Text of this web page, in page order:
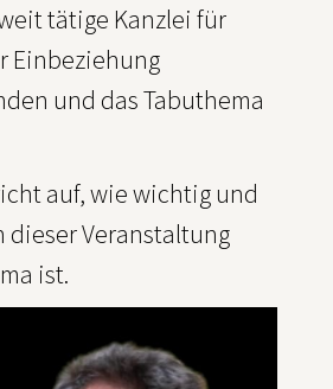
tätige Kanzlei für
Einbeziehung
und das Tabuthema
auf, wie wichtig und
dieser Veranstaltung
ist.